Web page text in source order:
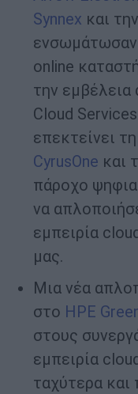
Synnex και την
ενσωμάτωσαν
online
την εμβέλεια
Cloud
επεκτείνει
CyrusOne και
πάροχο
να
εμπειρία
μας.
Μια νέα
στο HPE
στους
εμπειρία
ταχύτερα